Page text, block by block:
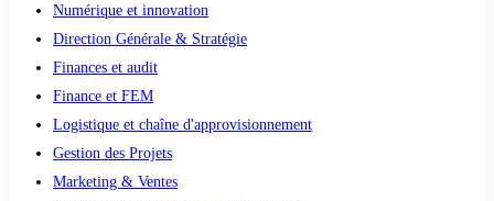
Numérique et innovation
Direction Générale & Stratégie
Finances et audit
Finance et FEM
Logistique et chaîne d'approvisionnement
Gestion des Projets
Marketing & Ventes